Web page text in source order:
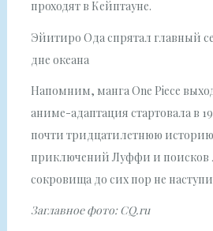
проходят в Кейптауне.
Эйитиро Ода спрятал главный
дне океана
Напомним, манга One Piece
аниме-адаптация стартовала в
почти тридцатилетнюю
приключений Луффи и поисков
сокровища до сих пор не
Заглавное фото: CQ.ru